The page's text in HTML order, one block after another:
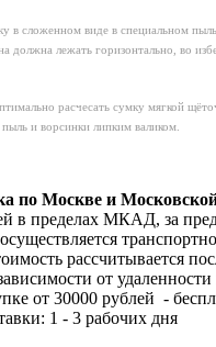
в сложенном виде в специальном
должна лежать горизонтально, во
расчесать сумку мягкой
пыль и ворсинки липким валиком.
по Москве и
в пределах МКАД, за
рассчитывается
от
от 30000 рублей -
1 - 3 рабочих дня